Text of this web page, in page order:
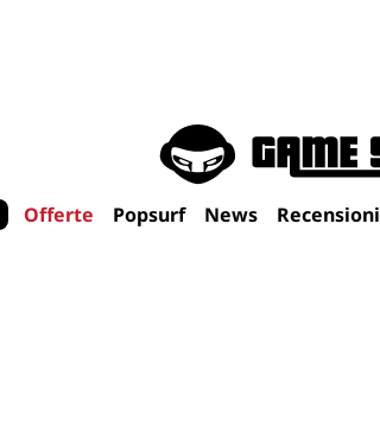
Offerte Popsurf News Recensioni